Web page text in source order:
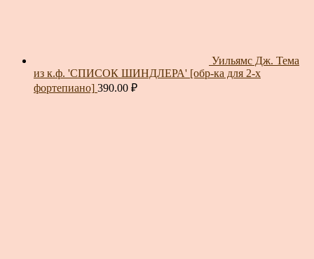
Уильямс Дж. Тема
из к.ф. 'СПИСОК ШИНДЛЕРА' [обр-ка для 2-х
фортепиано] 390.00 ₽